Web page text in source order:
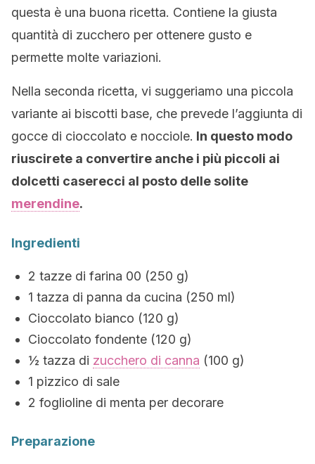
questa è una buona ricetta. Contiene la giusta
quantità di zucchero per ottenere gusto e
permette molte variazioni.
Nella seconda ricetta, vi suggeriamo una piccola
variante ai biscotti base, che prevede l’aggiunta di
gocce di cioccolato e nocciole. In questo modo
riuscirete a convertire anche i più piccoli ai
dolcetti caserecci al posto delle solite
merendine.
Ingredienti
2 tazze di farina 00 (250 g)
1 tazza di panna da cucina (250 ml)
Cioccolato bianco (120 g)
Cioccolato fondente (120 g)
½ tazza di zucchero di canna (100 g)
1 pizzico di sale
2 foglioline di menta per decorare
Preparazione